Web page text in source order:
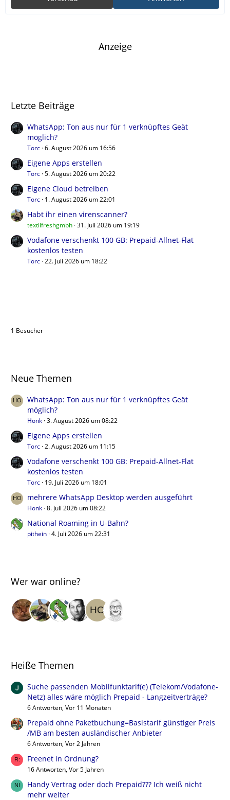
Anzeige
Letzte Beiträge
WhatsApp: Ton aus nur für 1 verknüpftes Geät
möglich?
Torc 6. August 2026 um 16:56
Eigene Apps erstellen
Torc 5. August 2026 um 20:22
Eigene Cloud betreiben
Torc 1. August 2026 um 22:01
Habt ihr einen virenscanner?
textilfreshgmbh 31. Juli 2026 um 19:19
Vodafone verschenkt 100 GB: Prepaid-Allnet-Flat
kostenlos testen
Torc 22. Juli 2026 um 18:22
1 Besucher
Neue Themen
WhatsApp: Ton aus nur für 1 verknüpftes Geät
möglich?
Honk 3. August 2026 um 08:22
Eigene Apps erstellen
Torc 2. August 2026 um 11:15
Vodafone verschenkt 100 GB: Prepaid-Allnet-Flat
kostenlos testen
Torc 19. Juli 2026 um 18:01
mehrere WhatsApp Desktop werden ausgeführt
Honk 8. Juli 2026 um 08:22
National Roaming in U-Bahn?
pithein 4. Juli 2026 um 22:31
Wer war online?
Heiße Themen
Suche passenden Mobilfunktarif(e) (Telekom/Vodafone-
Netz) alles wäre möglich Prepaid - Langzeitverträge?
6 Antworten, Vor 11 Monaten
Prepaid ohne Paketbuchung=Basistarif günstiger Preis
/MB am besten ausländischer Anbieter
6 Antworten, Vor 2 Jahren
Freenet in Ordnung?
16 Antworten, Vor 5 Jahren
Handy Vertrag oder doch Prepaid??? Ich weiß nicht
mehr weiter